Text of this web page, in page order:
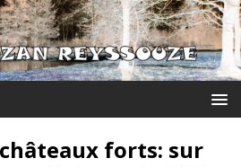
forts: sur